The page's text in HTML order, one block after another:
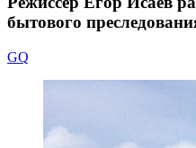
бытового
GQ